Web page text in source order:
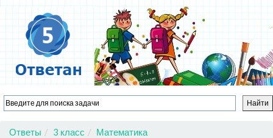
Ответы 3 класс Математика